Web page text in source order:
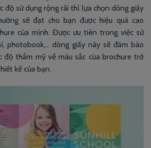
độ sử dụng rộng rãi thì lựa chọn dòng giấy
sẽ đạt cho bạn được hiệu quả cao
của mình. Được ưu tiên trong việc sử
photobook,… dòng giấy này sẽ đảm bào
độ thẩm mỹ về màu sắc của brochure trở
kế của bạn.